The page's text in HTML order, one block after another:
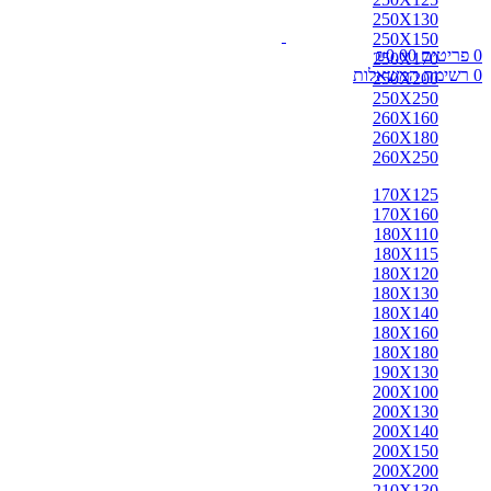
0 פריטים ₪0.00
0 רשימת המשאלות
250X130
250X150
250X170
250X200
250X250
260X160
260X180
260X250
170X125
170X160
180X110
180X115
180X120
180X130
180X140
180X160
180X180
190X130
200X100
200X130
200X140
200X150
200X200
אבאדה
אובוסון
אוזבקי
איספהאן
אנגלי
אפגן
ארדביל
באלוצי
בחטיאר
ביג'אר
בירגאנד
בלגי
ברבר
ג'יג'ים
גאבה
גבה
גוש'אגן
גושאגאן
דורוחש
האגלו
הודי
הולביין
הריז